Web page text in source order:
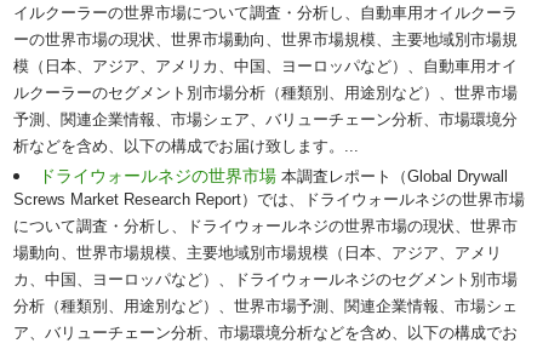
イルクーラーの世界市場について調査・分析し、自動車用オイルクーラ
ーの世界市場の現状、世界市場動向、世界市場規模、主要地域別市場規
模（日本、アジア、アメリカ、中国、ヨーロッパなど）、自動車用オイ
ルクーラーのセグメント別市場分析（種類別、用途別など）、世界市場
予測、関連企業情報、市場シェア、バリューチェーン分析、市場環境分
析などを含め、以下の構成でお届け致します。...
ドライウォールネジの世界市場本調査レポート（Global Drywall
Screws Market Research Report）では、ドライウォールネジの世界市場
について調査・分析し、ドライウォールネジの世界市場の現状、世界市
場動向、世界市場規模、主要地域別市場規模（日本、アジア、アメリ
カ、中国、ヨーロッパなど）、ドライウォールネジのセグメント別市場
分析（種類別、用途別など）、世界市場予測、関連企業情報、市場シェ
ア、バリューチェーン分析、市場環境分析などを含め、以下の構成でお